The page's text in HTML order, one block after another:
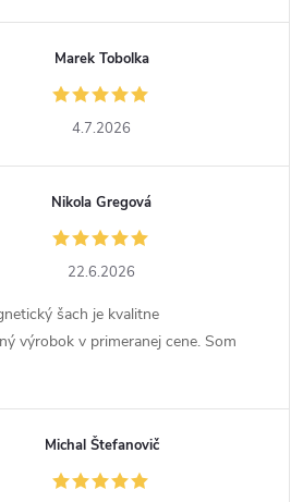
Marek Tobolka
4.7.2026
Nikola Gregová
22.6.2026
šach je kvalitne
výrobok v primeranej cene. Som
Michal Štefanovič